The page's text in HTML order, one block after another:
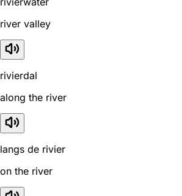
river valley
rivierdal
along the river
langs de rivier
on the river